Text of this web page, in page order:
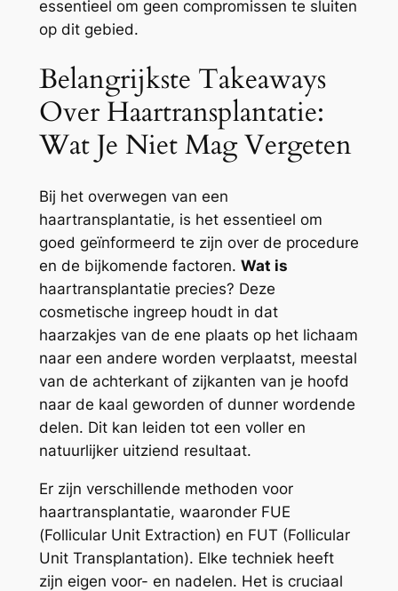
essentieel om geen compromissen te sluiten
op dit gebied.
Belangrijkste Takeaways
Over Haartransplantatie:
Wat Je Niet Mag Vergeten
Bij het overwegen van een
haartransplantatie, is het essentieel om
goed geïnformeerd te zijn over de procedure
en de bijkomende factoren. Wat is
haartransplantatie precies? Deze
cosmetische ingreep houdt in dat
haarzakjes van de ene plaats op het lichaam
naar een andere worden verplaatst, meestal
van de achterkant of zijkanten van je hoofd
naar de kaal geworden of dunner wordende
delen. Dit kan leiden tot een voller en
natuurlijker uitziend resultaat.
Er zijn verschillende methoden voor
haartransplantatie, waaronder FUE
(Follicular Unit Extraction) en FUT (Follicular
Unit Transplantation). Elke techniek heeft
zijn eigen voor- en nadelen. Het is cruciaal